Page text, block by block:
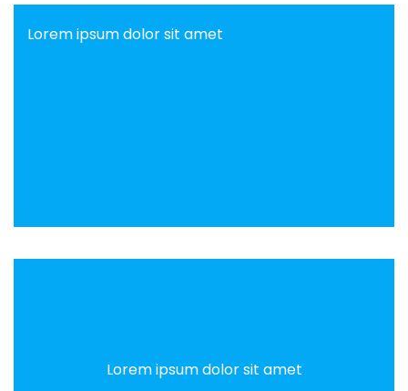
Lorem ipsum dolor sit amet
Lorem ipsum dolor sit amet
Lorem ipsum dolor sit amet